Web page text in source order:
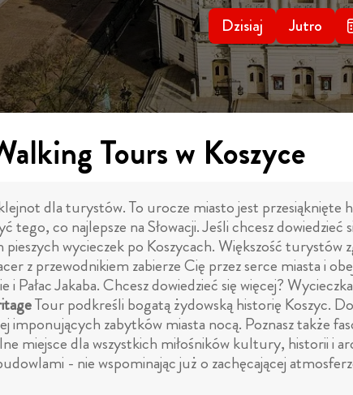
Dzisiaj Jutro
Tours w Koszyce
dla turystów. To urocze miasto jest
co najlepsze na Słowacji. Jeśli chcesz
wycieczek po Koszycach. Większość turystów
z przewodnikiem zabierze Cię przez serce miasta i
Pałac Jakaba. Chcesz dowiedzieć się więcej? Wycieczka
Tour podkreśli bogatą żydowską historię Koszyc.
imponujących zabytków miasta nocą. Poznasz także
miejsce dla wszystkich miłośników kultury, historii i
- nie wspominając już o zachęcającej